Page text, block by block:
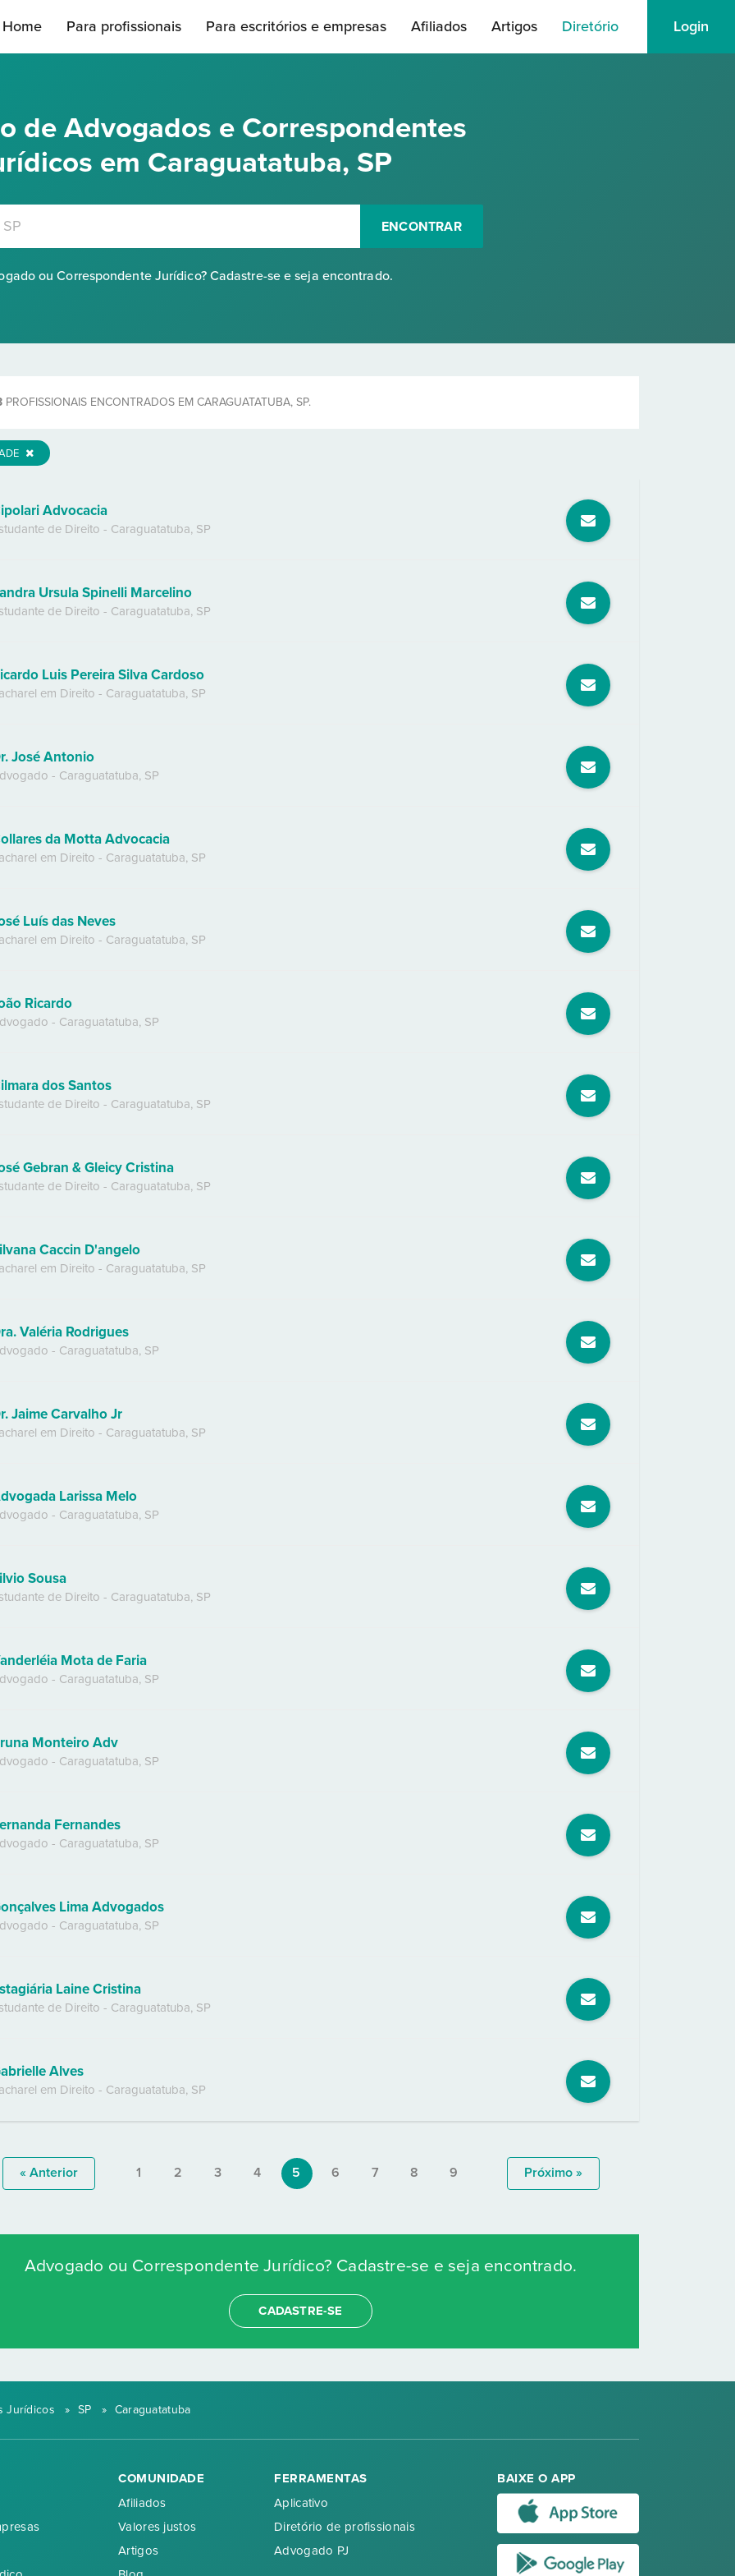
Home Para profissionais Para escritórios e empresas Afiliados Artigos Diretório Login
de Advogados e Correspondentes
em Caraguatatuba, SP
ENCONTRAR
ou Correspondente Jurídico? Cadastre-se e seja encontrado.
PROFISSIONAIS ENCONTRADOS EM CARAGUATATUBA, SP.
Advocacia
de Direito - Caraguatatuba, SP
Ursula Spinelli Marcelino
de Direito - Caraguatatuba, SP
Luis Pereira Silva Cardoso
em Direito - Caraguatatuba, SP
José Antonio
- Caraguatatuba, SP
da Motta Advocacia
em Direito - Caraguatatuba, SP
Luís das Neves
em Direito - Caraguatatuba, SP
Ricardo
- Caraguatatuba, SP
dos Santos
de Direito - Caraguatatuba, SP
Gebran & Gleicy Cristina
de Direito - Caraguatatuba, SP
Caccin D'angelo
em Direito - Caraguatatuba, SP
Valéria Rodrigues
- Caraguatatuba, SP
Jaime Carvalho Jr
em Direito - Caraguatatuba, SP
Larissa Melo
- Caraguatatuba, SP
Sousa
de Direito - Caraguatatuba, SP
Mota de Faria
- Caraguatatuba, SP
Monteiro Adv
- Caraguatatuba, SP
Fernandes
- Caraguatatuba, SP
Lima Advogados
- Caraguatatuba, SP
Laine Cristina
de Direito - Caraguatatuba, SP
Alves
em Direito - Caraguatatuba, SP
« Anterior 1 2 3 4 5 6 7 8 9 Próximo »
Advogado ou Correspondente Jurídico? Cadastre-se e seja encontrado.
CADASTRE-SE
Jurídicos » SP » Caraguatatuba
COMUNIDADE
Afiliados
Valores justos
Artigos
FERRAMENTAS
Aplicativo
Diretório de profissionais
Advogado PJ
BAIXE O APP